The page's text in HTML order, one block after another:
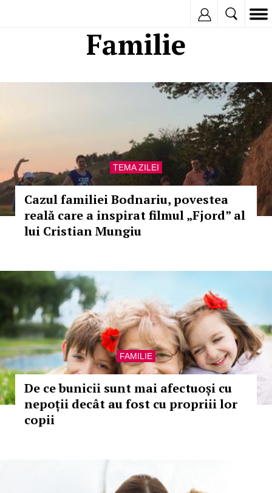
Familie
TEMA ZILEI
Cazul familiei Bodnariu, povestea
reală care a inspirat filmul „Fjord” al
lui Cristian Mungiu
FAMILIE
De ce bunicii sunt mai afectuoși cu
nepoții decât au fost cu propriii lor
copii